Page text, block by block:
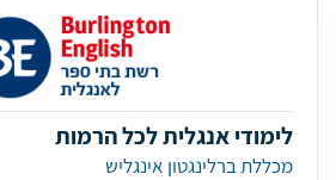
לימודי אנגלית לכל הרמות
מכללת ברלינגטון אינגליש